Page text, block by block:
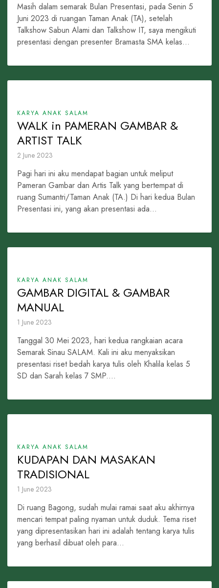
Masih dalam semarak Bulan Presentasi, pada Senin 5
Juni 2023 di ruangan Taman Anak (TA), setelah
Talkshow Sabun Alami dan Talkshow IT, saya mengikuti
presentasi dengan presenter Bramasta SMA kelas...
KARYA ANAK SALAM
WALK in PAMERAN GAMBAR &
ARTIST TALK
2 June 2023
Pagi hari ini aku mendapat bagian untuk meliput
Pameran Gambar dan Artis Talk yang bertempat di
ruang Sumantri/Taman Anak (TA.) Di hari kedua Bulan
Presentasi ini, yang akan presentasi ada...
KARYA ANAK SALAM
GAMBAR DIGITAL & GAMBAR
MANUAL
1 June 2023
Tanggal 30 Mei 2023, hari kedua rangkaian acara
Semarak Sinau SALAM. Kali ini aku menyaksikan
presentasi riset bedah karya tulis oleh Khalila kelas 5
SD dan Sarah kelas 7 SMP....
KARYA ANAK SALAM
KUDAPAN DAN MASAKAN
TRADISIONAL
1 June 2023
Di ruang Bagong, sudah mulai ramai saat aku akhirnya
mencari tempat paling nyaman untuk duduk. Tema riset
yang dipresentasikan hari ini adalah tentang karya tulis
yang berhasil dibuat oleh para...